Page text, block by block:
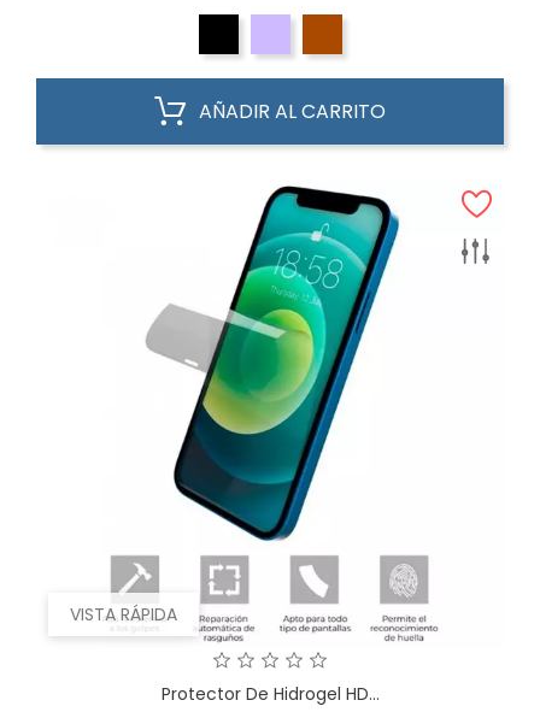
AÑADIR AL CARRITO
VISTA RÁPIDA
Protector De Hidrogel HD...